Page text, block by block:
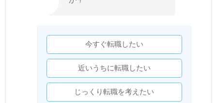
今すぐ転職したい
近いうちに転職したい
じっくり転職を考えたい